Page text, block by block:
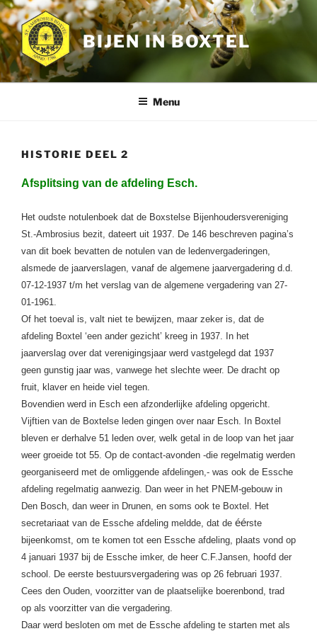
Ga
naar
de
inhoud
BIJEN IN BOXTEL
Menu
HISTORIE DEEL 2
Afsplitsing van de afdeling Esch.
Het oudste notulenboek dat de Boxstelse Bijenhoudersvereniging
St.-Ambrosius bezit, dateert uit 1937. De 146 beschreven pagina’s
van dit boek bevatten de notulen van de ledenvergaderingen,
alsmede de jaarverslagen, vanaf de algemene jaarvergadering d.d.
07-12-1937 t/m het verslag van de algemene vergadering van 27-
01-1961.
Of het toeval is, valt niet te bewijzen, maar zeker is, dat de
afdeling Boxtel ‘een ander gezicht’ kreeg in 1937. In het
jaarverslag over dat verenigingsjaar werd vastgelegd dat 1937
geen gunstig jaar was, vanwege het slechte weer. De dracht op
fruit, klaver en heide viel tegen.
Bovendien werd in Esch een afzonderlijke afdeling opgericht.
Vijftien van de Boxtelse leden gingen over naar Esch. In Boxtel
bleven er derhalve 51 leden over, welk getal in de loop van het jaar
weer groeide tot 55. Op de contact-avonden -die regelmatig werden
georganiseerd met de omliggende afdelingen,- was ook de Essche
afdeling regelmatig aanwezig. Dan weer in het PNEM-gebouw in
Den Bosch, dan weer in Drunen, en soms ook te Boxtel. Het
secretariaat van de Essche afdeling meldde, dat de éérste
bijeenkomst, om te komen tot een Essche afdeling, plaats vond op
4 januari 1937 bij de Essche imker, de heer C.F.Jansen, hoofd der
school. De eerste bestuursvergadering was op 26 februari 1937.
Cees den Ouden, voorzitter van de plaatselijke boerenbond, trad
op als voorzitter van die vergadering.
Daar werd besloten om met de Essche afdeling te starten met als